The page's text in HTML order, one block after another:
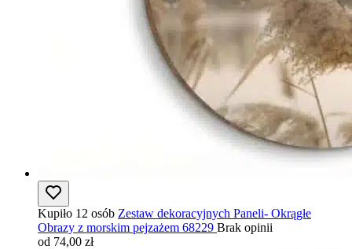
Kupiło 12 osób Zestaw dekoracyjnych Paneli- Okrągłe
Obrazy z morskim pejzażem 68229 Brak opinii
od 74,00 zł